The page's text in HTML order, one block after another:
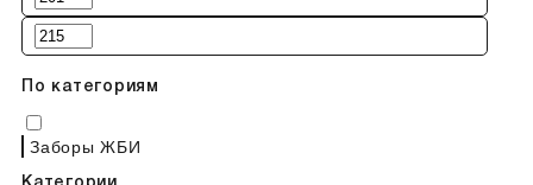
По категориям
Заборы ЖБИ